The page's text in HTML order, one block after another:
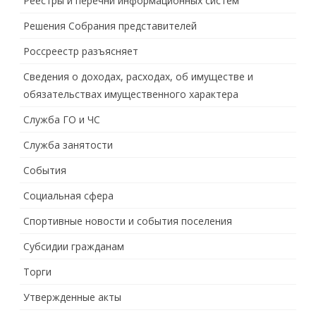
Решения Собрания представителей
Россреестр разъясняет
Сведения о доходах, расходах, об имуществе и
обязательствах имущественного характера
Служба ГО и ЧС
Служба занятости
События
Социальная сфера
Спортивные новости и события поселения
Субсидии гражданам
Торги
Утвержденные акты